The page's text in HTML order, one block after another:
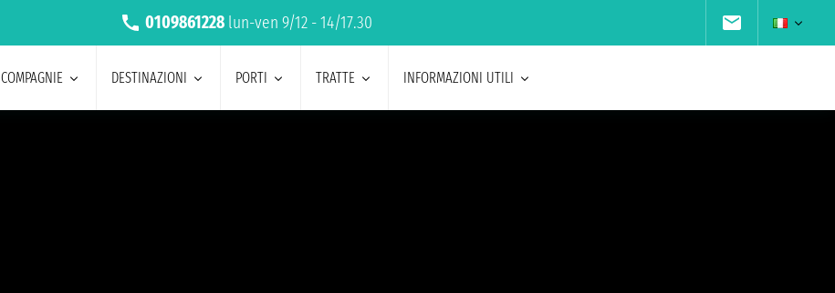
0109861228 lun-ven 9/12 - 14/17.30
COMPAGNIE DESTINAZIONI PORTI TRATTE INFORMAZIONI UTILI